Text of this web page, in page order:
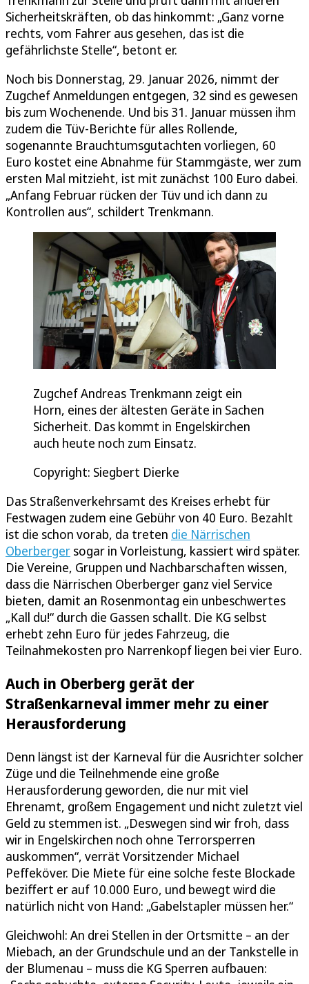
Sicherheitskräften, ob das hinkommt: „Ganz vorne
rechts, vom Fahrer aus gesehen, das ist die
gefährlichste Stelle“, betont er.
Noch bis Donnerstag, 29. Januar 2026, nimmt der
Zugchef Anmeldungen entgegen, 32 sind es gewesen
bis zum Wochenende. Und bis 31. Januar müssen ihm
zudem die Tüv-Berichte für alles Rollende,
sogenannte Brauchtumsgutachten vorliegen, 60
Euro kostet eine Abnahme für Stammgäste, wer zum
ersten Mal mitzieht, ist mit zunächst 100 Euro dabei.
„Anfang Februar rücken der Tüv und ich dann zu
Kontrollen aus“, schildert Trenkmann.
Zugchef Andreas Trenkmann zeigt ein
Horn, eines der ältesten Geräte in Sachen
Sicherheit. Das kommt in Engelskirchen
auch heute noch zum Einsatz.
Copyright: Siegbert Dierke
Das Straßenverkehrsamt des Kreises erhebt für
Festwagen zudem eine Gebühr von 40 Euro. Bezahlt
ist die schon vorab, da treten die Närrischen
Oberberger sogar in Vorleistung, kassiert wird später.
Die Vereine, Gruppen und Nachbarschaften wissen,
dass die Närrischen Oberberger ganz viel Service
bieten, damit an Rosenmontag ein unbeschwertes
„Kall du!“ durch die Gassen schallt. Die KG selbst
erhebt zehn Euro für jedes Fahrzeug, die
Teilnahmekosten pro Narrenkopf liegen bei vier Euro.
Auch in Oberberg gerät der
Straßenkarneval immer mehr zu einer
Herausforderung
Denn längst ist der Karneval für die Ausrichter solcher
Züge und die Teilnehmende eine große
Herausforderung geworden, die nur mit viel
Ehrenamt, großem Engagement und nicht zuletzt viel
Geld zu stemmen ist. „Deswegen sind wir froh, dass
wir in Engelskirchen noch ohne Terrorsperren
auskommen“, verrät Vorsitzender Michael
Peffeköver. Die Miete für eine solche feste Blockade
beziffert er auf 10.000 Euro, und bewegt wird die
natürlich nicht von Hand: „Gabelstapler müssen her.“
Gleichwohl: An drei Stellen in der Ortsmitte – an der
Miebach, an der Grundschule und an der Tankstelle in
der Blumenau – muss die KG Sperren aufbauen: